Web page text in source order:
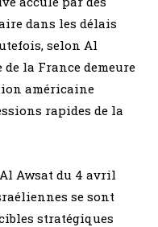
dans les délais
selon Al
la France demeure
américaine
rapides de la
Awsat du 4 avril
se sont
stratégiques